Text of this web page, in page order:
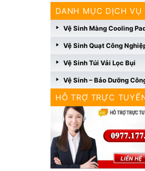
DANH MỤC DỊCH VỤ
Vệ Sinh Màng Cooling
Vệ Sinh Quạt Công
Vệ Sinh Túi Vải Lọc Bụi
Vệ Sinh – Bảo Dưỡng
HỖ TRỢ TRỰC